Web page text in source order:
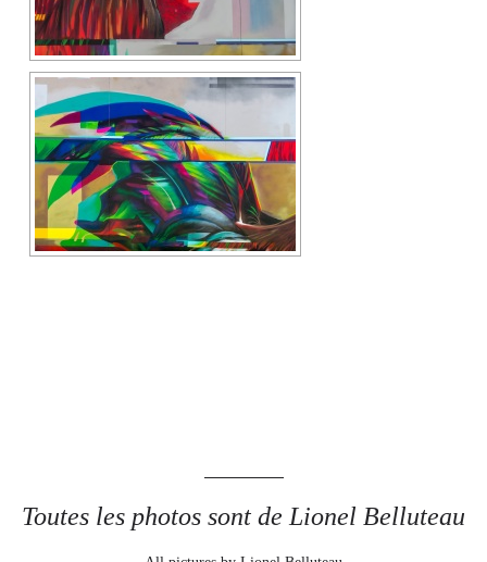
Toutes les photos sont de Lionel Belluteau